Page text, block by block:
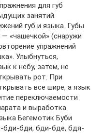
для губ
занятий.
губ и языка. Губы
«чашечкой» (снаружи
упражнений
Улыбнуться,
к небу, затем, не
рот. При
все шире, а язык
переключаемости
и выработка
Бегемотик Буби
бди-бди, бди-бде, бдя-